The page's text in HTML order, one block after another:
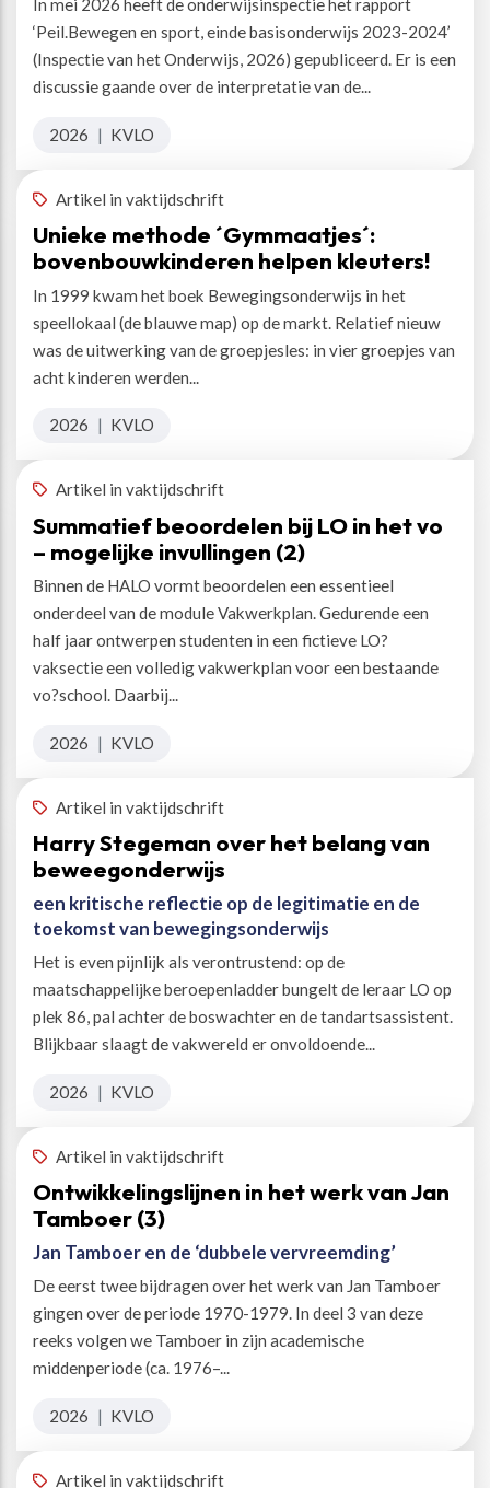
In mei 2026 heeft de onderwijsinspectie het rapport
‘Peil.Bewegen en sport, einde basisonderwijs 2023-2024’
(Inspectie van het Onderwijs, 2026) gepubliceerd. Er is een
discussie gaande over de interpretatie van de...
2026 | KVLO
Artikel in vaktijdschrift
Unieke methode ´Gymmaatjes´:
bovenbouwkinderen helpen kleuters!
In 1999 kwam het boek Bewegingsonderwijs in het
speellokaal (de blauwe map) op de markt. Relatief nieuw
was de uitwerking van de groepjesles: in vier groepjes van
acht kinderen werden...
2026 | KVLO
Artikel in vaktijdschrift
Summatief beoordelen bij LO in het vo
– mogelijke invullingen (2)
Binnen de HALO vormt beoordelen een essentieel
onderdeel van de module Vakwerkplan. Gedurende een
half jaar ontwerpen studenten in een fictieve LO?
vaksectie een volledig vakwerkplan voor een bestaande
vo?school. Daarbij...
2026 | KVLO
Artikel in vaktijdschrift
Harry Stegeman over het belang van
beweegonderwijs
een kritische reflectie op de legitimatie en de
toekomst van bewegingsonderwijs
Het is even pijnlijk als verontrustend: op de
maatschappelijke beroepenladder bungelt de leraar LO op
plek 86, pal achter de boswachter en de tandartsassistent.
Blijkbaar slaagt de vakwereld er onvoldoende...
2026 | KVLO
Artikel in vaktijdschrift
Ontwikkelingslijnen in het werk van Jan
Tamboer (3)
Jan Tamboer en de ‘dubbele vervreemding’
De eerst twee bijdragen over het werk van Jan Tamboer
gingen over de periode 1970-1979. In deel 3 van deze
reeks volgen we Tamboer in zijn academische
middenperiode (ca. 1976–...
2026 | KVLO
Artikel in vaktijdschrift